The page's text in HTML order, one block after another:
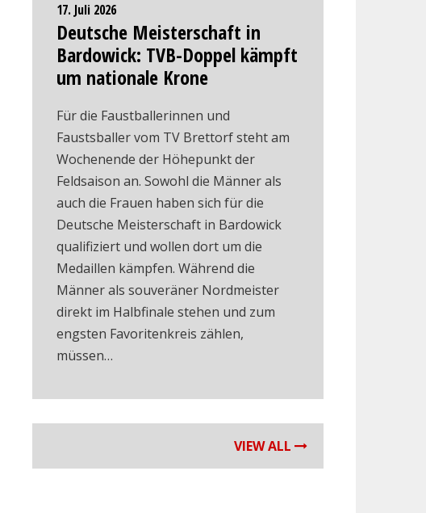
17. Juli 2026
Deutsche Meisterschaft in
Bardowick: TVB-Doppel kämpft
um nationale Krone
Für die Faustballerinnen und
Faustsballer vom TV Brettorf steht am
Wochenende der Höhepunkt der
Feldsaison an. Sowohl die Männer als
auch die Frauen haben sich für die
Deutsche Meisterschaft in Bardowick
qualifiziert und wollen dort um die
Medaillen kämpfen. Während die
Männer als souveräner Nordmeister
direkt im Halbfinale stehen und zum
engsten Favoritenkreis zählen,
müssen…
VIEW ALL